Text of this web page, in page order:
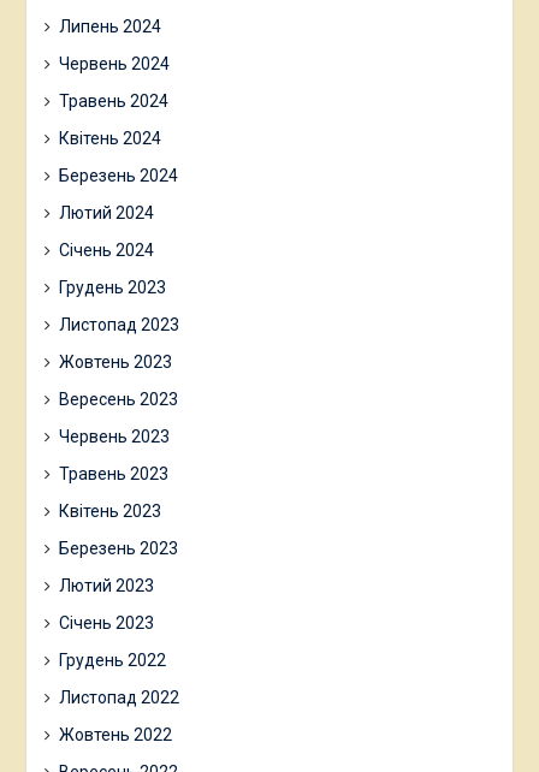
Липень 2024
Червень 2024
Травень 2024
Квітень 2024
Березень 2024
Лютий 2024
Січень 2024
Грудень 2023
Листопад 2023
Жовтень 2023
Вересень 2023
Червень 2023
Травень 2023
Квітень 2023
Березень 2023
Лютий 2023
Січень 2023
Грудень 2022
Листопад 2022
Жовтень 2022